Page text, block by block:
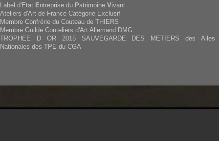
Label d'Etat Entreprise du Patrimoine Vivant
Ateliers d'Art de France Catégorie Exclusif
Membre Confrérie du Couteau de THIERS
Membre Guilde Couteliers d'Art Allemand DMG
TROPHEE D OR 2015 SAUVEGARDE DES METIERS des Ailes
Nationales des TPE du CGA